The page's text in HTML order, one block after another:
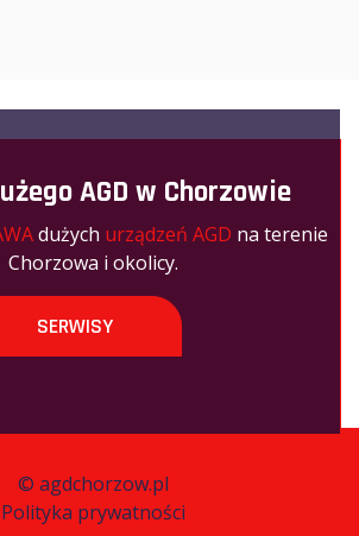
AGD w Chorzowie
dużych urządzeń AGD na terenie
Chorzowa i okolicy.
SERWISY
© agdchorzow.pl
Polityka prywatności